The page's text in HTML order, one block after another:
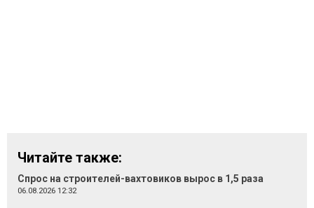
Читайте также:
Спрос на строителей-вахтовиков вырос в 1,5 раза
06.08.2026 12:32